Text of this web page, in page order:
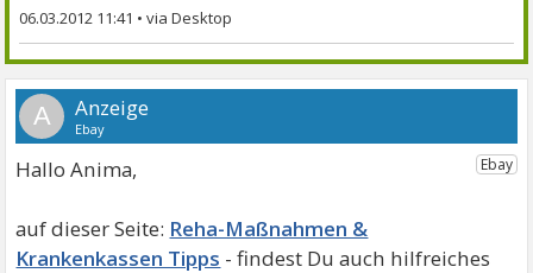
06.03.2012 11:41 •
A
Hallo Anima,
Reha-Maßnahmen &
Krankenkassen Tipps